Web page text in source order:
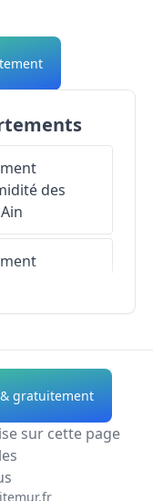
des
Ain
des
Allier
des
Alpes-de-
gratuitement
sur cette page